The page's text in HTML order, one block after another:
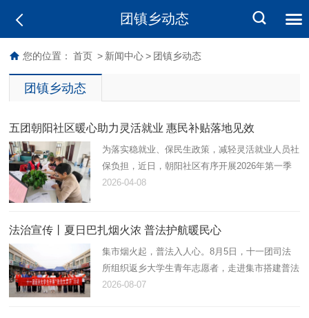
团镇乡动态
您的位置： 首页 > 新闻中心 > 团镇乡动态
团镇乡动态
五团朝阳社区暖心助力灵活就业 惠民补贴落地见效
为落实稳就业、保民生政策，减轻灵活就业人员社
保负担，近日，朝阳社区有序开展2026年第一季
度灵活就业社保补贴申请工作，以贴心服务打通民
2026-04-08
法治宣传丨夏日巴扎烟火浓 普法护航暖民心
集市烟火起，普法入人心。8月5日，十一团司法
所组织返乡大学生青年志愿者，走进集市搭建普法
小摊，开展法治宣讲活动，以青春力量解锁接地
2026-08-07